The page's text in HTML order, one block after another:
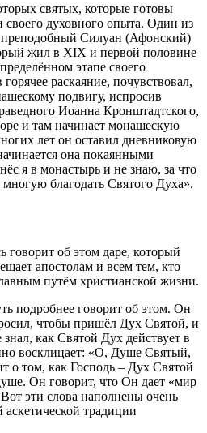
святых, которые готовы
духовного опыта. Один из
преподобный Силуан (Афонский)
жил в XIX и первой половине
этапе своего
раскаяние, почувствовал,
подвигу, испросив
Иоанна Кронштадтского,
и там начинает монашескую
лет он оставил дневниковую
она покаянными
я в монастырь и не знаю, за что
благодать Святого Духа».
об этом даре, который
апостолам и всем тем, кто
путём христианской жизни.
подробнее говорит об этом. Он
чтобы пришёл Дух Святой, и
как Святой Дух действует в
восклицает: «О, Душе Святый,
о том, как Господь – Дух Святой
Он говорит, что Он дает «мир
эти слова наполнены очень
традиции